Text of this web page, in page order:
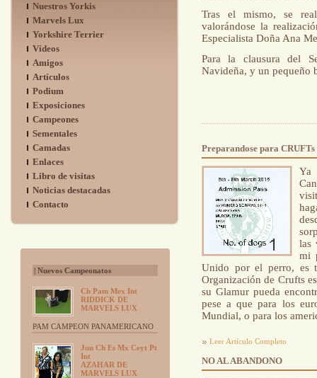
Nuestros Yorkis
Marvels Lux
Yorkshire Terrier
Vídeos
Amigos
Artículos
Podium
Exposiciones
Campeones
Sementales
Camadas
Enlaces
Libro de visitas
Noticias destacadas
Contacto
| Nuevos Campeonatos
Ch Pam Mex Int
RIDDICK DE
MARVELS LUX
PAM CAMPEON PANAMERICANO
Jun Ch Es Mx Ceyt Pt
Int
AZAHAR DE
MARVELS LUX
Tras el mismo, se
valorándose la
Especialista Doña Ana
Para la clausura del
Navideña, y un pequeño
Preparandose para CRUFTs
Ya
las
mi
Unido por el perro, es
Organización de Crufts
su Glamur pueda
pese a que para los
Mundial, o para los
Leer Artículo Completo
NO AL ABANDONO